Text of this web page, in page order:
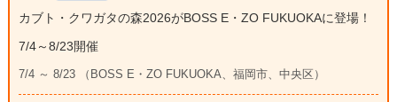
カブト・クワガタの森2026がBOSS E・ZO FUKUOKAに登場！
7/4～8/23開催
7/4 ～ 8/23 （BOSS E・ZO FUKUOKA、福岡市、中央区）